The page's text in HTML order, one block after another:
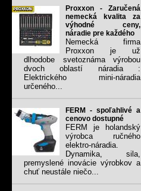
Proxxon - Zaručená
nemecká kvalita za
výhodné ceny,
náradie pre každého
Nemecká firma
Proxxon je už
dlhodobe svetoznáma výrobou
dvoch oblastí náradia :
Elektrického mini-náradia
určeného...
FERM - spoľahlivé a
cenovo dostupné
FERM je holandský
výrobca ručného
elektro-náradia.
Dynamika, sila,
premyslené inovácie výrobkov a
chuť neustále niečo...